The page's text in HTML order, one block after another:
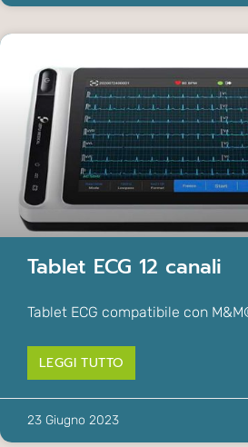
Tablet ECG 12 canali
Tablet ECG compatibile con
LEGGI TUTTO
23 Giugno 2023